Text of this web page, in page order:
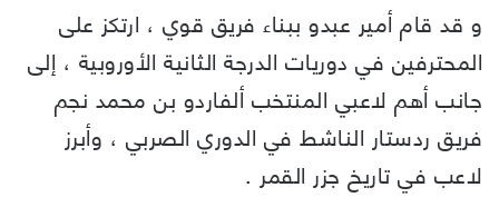
و قد قام أمير عبدو ببناء فريق قوي ، ارتكز على
المحترفين في دوريات الدرجة الثانية الأوروبية ، إلى
جانب أهم لاعبي المنتخب ألفاردو بن محمد نجم
فريق ردستار الناشط في الدوري الصربي ، وأبرز
لاعب في تاريخ جزر القمر .